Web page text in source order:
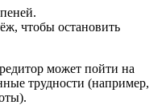
чтобы остановить
может пойти на
трудности (например,